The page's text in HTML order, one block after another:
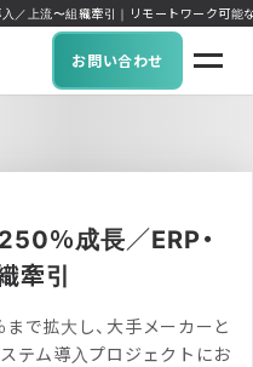
入／上流〜組織牽引｜リモートワーク可
お問い合わせ
％成長／ERP・
牽引
で拡大し、大手メーカーと
テム導入プロジェクトにお